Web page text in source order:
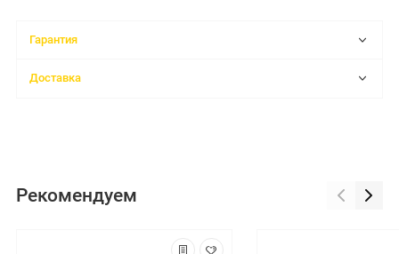
Гарантия
Доставка
Рекомендуем